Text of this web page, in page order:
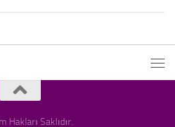
Hakları Saklıdır.